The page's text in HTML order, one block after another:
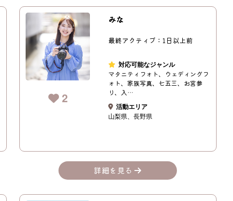
2
みな
最終アクティブ：1日以上前
対応可能なジャンル
マタニティフォト、ウェディングフ
ォト、家族写真、七五三、お宮参
り、入…
活動エリア
山梨県
長野県
詳細を見る